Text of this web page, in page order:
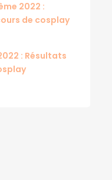
2022 :
de cosplay
: Résultats